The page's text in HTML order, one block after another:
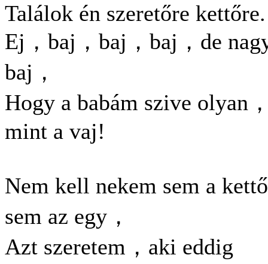
Találok én szeretőre kettőre.
Ej，baj，baj，baj，de
baj，
Hogy a babám szive olyan
mint a vaj!
Nem kell nekem sem a
sem az egy，
Azt szeretem，aki eddig